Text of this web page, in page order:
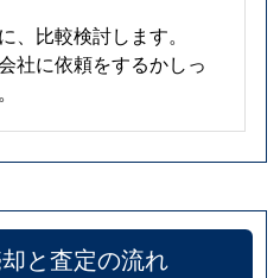
、比較検討します。
社に依頼をするかしっ
と査定の流れ